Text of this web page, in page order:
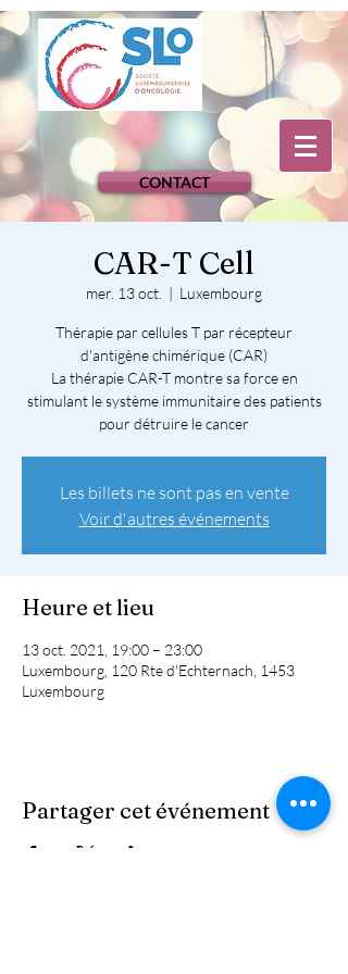
CONTACT
CAR-T Cell
mer. 13 oct.
  |
Luxembourg
Thérapie par cellules T par récepteur
d'antigène chimérique (CAR)
La thérapie CAR-T montre sa force en
stimulant le système immunitaire des patients
pour détruire le cancer
Les billets ne sont pas en vente
Voir d'autres événements
Heure et lieu
13 oct. 2021, 19:00 – 23:00
Luxembourg, 120 Rte d'Echternach, 1453
Luxembourg
Partager cet événement